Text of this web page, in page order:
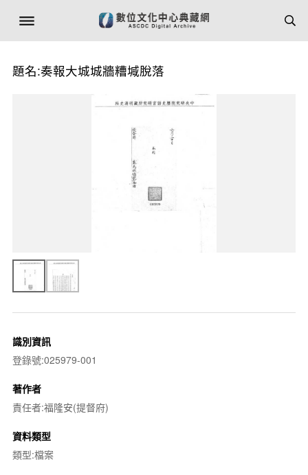
題名:奏報大城城牆糟堿脫落
識別資訊
登錄號:025979-001
著作者
責任者:福隆安(提督府)
資料類型
類型:檔案